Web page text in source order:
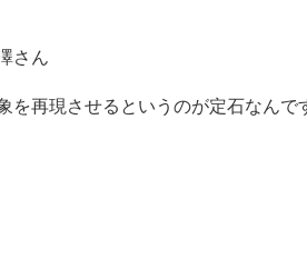
さん
を再現させるというのが定石なんで